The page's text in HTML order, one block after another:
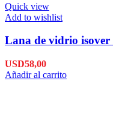
Quick view
Add to wishlist
Lana de vidrio isover
USD58,00
Añadir al carrito